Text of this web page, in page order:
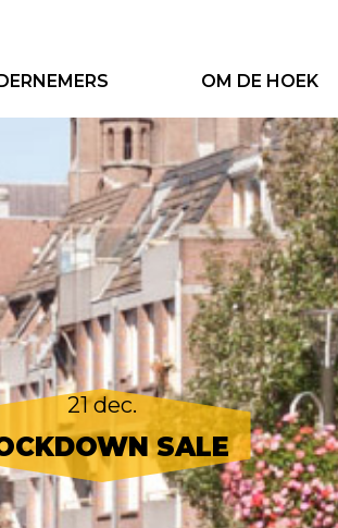
OM DE HOEK
21 dec.
SALE